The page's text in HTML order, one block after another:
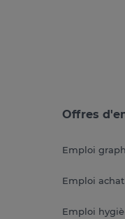
Offres
Emploi
Emploi achat
Emploi